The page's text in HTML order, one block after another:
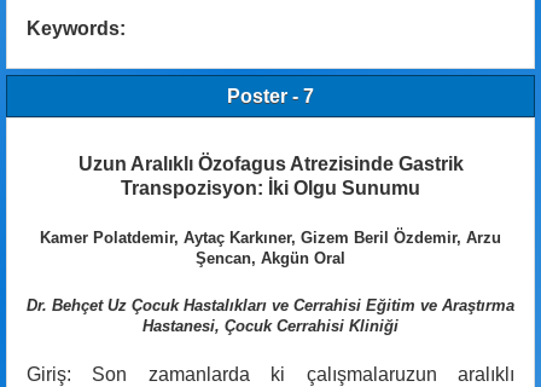
Keywords:
Poster - 7
Uzun Aralıklı Özofagus Atrezisinde Gastrik
Transpozisyon: İki Olgu Sunumu
Kamer Polatdemir, Aytaç Karkıner, Gizem Beril Özdemir, Arzu
Şencan, Akgün Oral
Dr. Behçet Uz Çocuk Hastalıkları ve Cerrahisi Eğitim ve Araştırma
Hastanesi, Çocuk Cerrahisi Kliniği
Giriş: Son zamanlarda ki çalışmalaruzun aralıklı